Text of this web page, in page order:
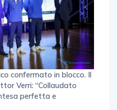
confermato in blocco. Il
Verri: “Collaudato
perfetta e